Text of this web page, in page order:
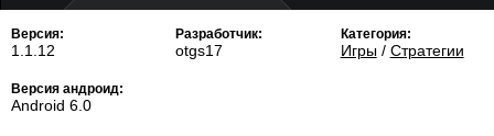
Версия:
1.1.12
Разработчик:
otgs17
Категория:
Игры/ Стратегии
Версия андроид:
Android 6.0